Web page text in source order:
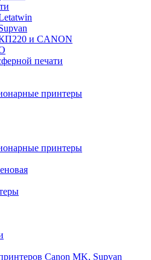
и CANON
печати
принтеры
принтеры
Canon MK, Supvan